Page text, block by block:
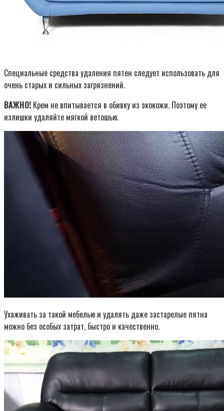
Специальные средства удаления пятен следует использовать для
очень старых и сильных загрязнений.
ВАЖНО! Крем не впитывается в обивку из экокожи. Поэтому ее
излишки удаляйте мягкой ветошью.
Ухаживать за такой мебелью и удалять даже застарелые пятна
можно без особых затрат, быстро и качественно.